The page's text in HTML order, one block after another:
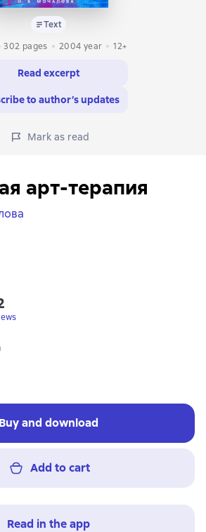
Text
302 pages
2004 year 12+
Read excerpt
to author’s updates
Mark as read
арт-терапия
Buy and download
Add to cart
Read in the app